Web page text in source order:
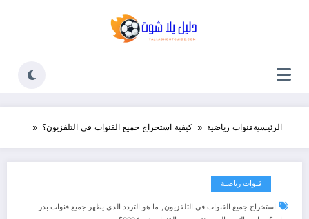
الرئيسيةقنوات رياضية كيفية استخراج جميع القنوات في التلفزيون؟
قنوات رياضية
استخراج جميع القنوات في التلفزيون, ما هو التردد الذي يظهر جميع قنوات بدر